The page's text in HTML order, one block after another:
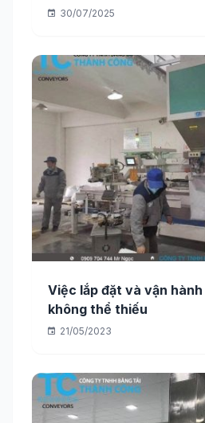
30/07/2025
Việc lắp đặt và vận
không thể thiếu
21/05/2023